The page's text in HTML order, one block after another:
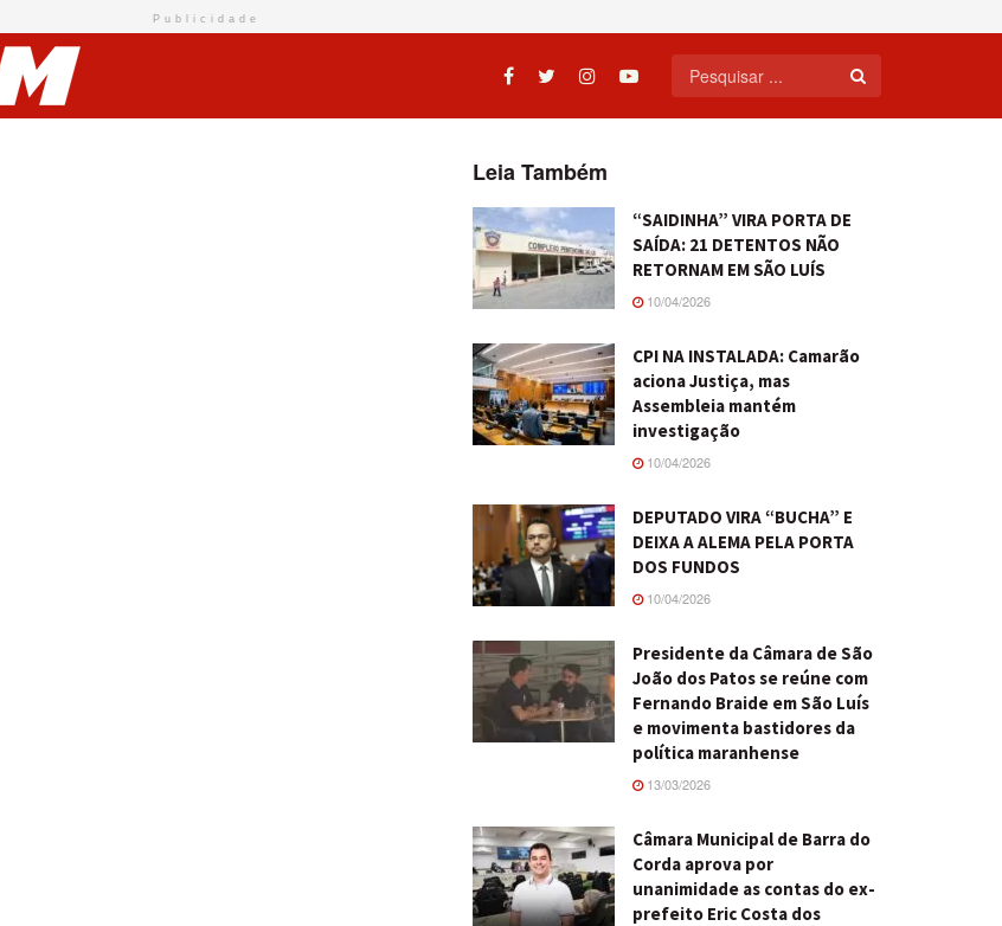
Publicidade
Leia Também
“SAIDINHA” VIRA PORTA DE
SAÍDA: 21 DETENTOS NÃO
RETORNAM EM SÃO LUÍS
10/04/2026
CPI NA INSTALADA: Camarão
aciona Justiça, mas
Assembleia mantém
investigação
10/04/2026
DEPUTADO VIRA “BUCHA” E
DEIXA A ALEMA PELA PORTA
DOS FUNDOS
10/04/2026
Presidente da Câmara de São
João dos Patos se reúne com
Fernando Braide em São Luís
e movimenta bastidores da
política maranhense
13/03/2026
Câmara Municipal de Barra do
Corda aprova por
unanimidade as contas do ex-
prefeito Eric Costa dos